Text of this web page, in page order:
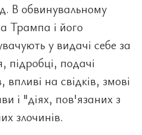
В обвинувальному
Трампа і його
у видачі себе за
підробці, подачі
на свідків, змові
і "діях, пов'язаних з
злочинів.